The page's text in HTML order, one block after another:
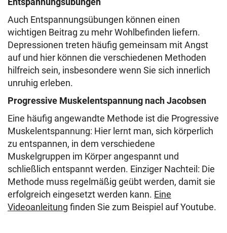
Auch Entspannungsübungen können einen
wichtigen Beitrag zu mehr Wohlbefinden liefern.
Depressionen treten häufig gemeinsam mit Angst
auf und hier können die verschiedenen Methoden
hilfreich sein, insbesondere wenn Sie sich innerlich
unruhig erleben.
Progressive Muskelentspannung nach Jacobsen
Eine häufig angewandte Methode ist die Progressive
Muskelentspannung: Hier lernt man, sich körperlich
zu entspannen, in dem verschiedene
Muskelgruppen im Körper angespannt und
schließlich entspannt werden. Einziger Nachteil: Die
Methode muss regelmäßig geübt werden, damit sie
erfolgreich eingesetzt werden kann. Eine
Videoanleitung finden Sie zum Beispiel auf Youtube.